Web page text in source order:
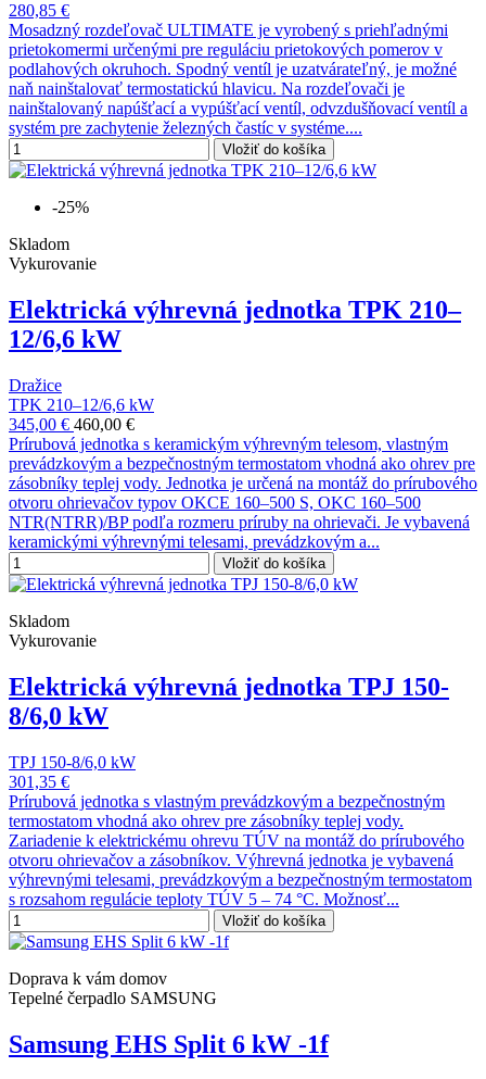
280,85 €
Mosadzný rozdeľovač ULTIMATE je vyrobený s priehľadnými
prietokomermi určenými pre reguláciu prietokových pomerov v
podlahových okruhoch. Spodný ventíl je uzatvárateľný, je možné
naň nainštalovať termostatickú hlavicu. Na rozdeľovači je
nainštalovaný napúšťací a vypúšťací ventíl, odvzdušňovací ventíl a
systém pre zachytenie železných častíc v systéme....
Vložiť do košíka
-25%
Skladom
Vykurovanie
Elektrická výhrevná jednotka TPK 210–
12/6,6 kW
Dražice
TPK 210–12/6,6 kW
345,00 € 460,00 €
Prírubová jednotka s keramickým výhrevným telesom, vlastným
prevádzkovým a bezpečnostným termostatom vhodná ako ohrev pre
zásobníky teplej vody. Jednotka je určená na montáž do prírubového
otvoru ohrievačov typov OKCE 160–500 S, OKC 160–500
NTR(NTRR)/BP podľa rozmeru príruby na ohrievači. Je vybavená
keramickými výhrevnými telesami, prevádzkovým a...
Vložiť do košíka
Skladom
Vykurovanie
Elektrická výhrevná jednotka TPJ 150-
8/6,0 kW
TPJ 150-8/6,0 kW
301,35 €
Prírubová jednotka s vlastným prevádzkovým a bezpečnostným
termostatom vhodná ako ohrev pre zásobníky teplej vody.
Zariadenie k elektrickému ohrevu TÚV na montáž do prírubového
otvoru ohrievačov a zásobníkov. Výhrevná jednotka je vybavená
výhrevnými telesami, prevádzkovým a bezpečnostným termostatom
s rozsahom regulácie teploty TÚV 5 – 74 °C. Možnosť...
Vložiť do košíka
Doprava k vám domov
Tepelné čerpadlo SAMSUNG
Samsung EHS Split 6 kW -1f